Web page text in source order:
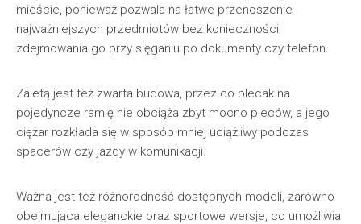
mieście, ponieważ pozwala na łatwe przenoszenie
najważniejszych przedmiotów bez konieczności
zdejmowania go przy sięganiu po dokumenty czy telefon.
Zaletą jest też zwarta budowa, przez co plecak na
pojedyncze ramię nie obciąża zbyt mocno pleców, a jego
ciężar rozkłada się w sposób mniej uciążliwy podczas
spacerów czy jazdy w komunikacji.
Ważna jest też różnorodność dostępnych modeli, zarówno
obejmująca eleganckie oraz sportowe wersje, co umożliwia